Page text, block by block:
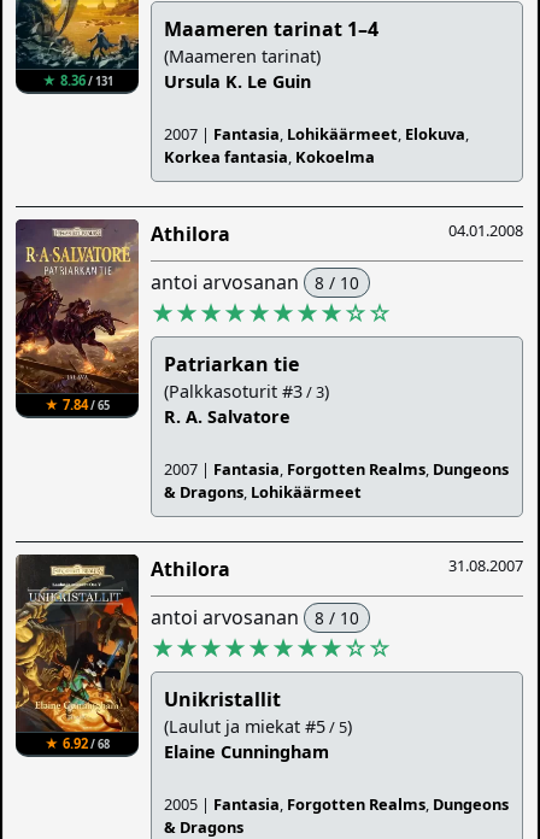
★ 8.36/ 131
Maameren tarinat 1–4
(Maameren tarinat)
Ursula K. Le Guin
2007 | Fantasia Lohikäärmeet Elokuva
Korkea fantasia Kokoelma
★ 7.84/ 65
04.01.2008
Athilora
antoi arvosanan 8 / 10
★★★★★★★★☆☆
Patriarkan tie
(Palkkasoturit #3/ 3)
R. A. Salvatore
2007 | Fantasia Forgotten Realms Dungeons
& Dragons Lohikäärmeet
★ 6.92/ 68
31.08.2007
Athilora
antoi arvosanan 8 / 10
★★★★★★★★☆☆
Unikristallit
(Laulut ja miekat #5/ 5)
Elaine Cunningham
2005 | Fantasia Forgotten Realms Dungeons
& Dragons